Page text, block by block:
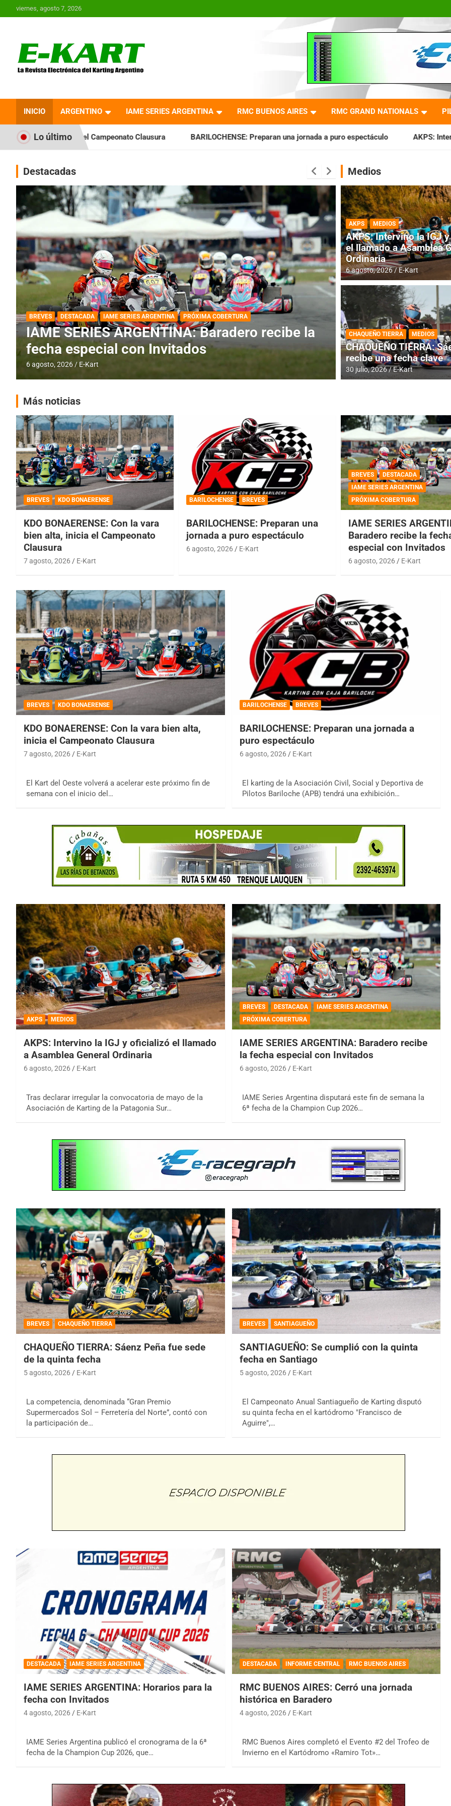
al
viernes, agosto 7, 2026
Revista Electrónica del
Karting en Argentina
INICIO ARGENTINO IAME SERIES ARGENTINA RMC BUENOS AIRES RMC GRAND NATIONALS
Lo último
Campeonato Clausura BARILOCHENSE: Preparan una jornada a puro espectáculo AKPS: Intervino la IGJ y oficializó
Destacadas
DESTACADA IAME SERIES ARGENTINA
IAME SERIES ARGENTINA: Horarios para la
fecha con Invitados
4 agosto, 2026 E-Kart
DESTACADA INFORME CENTRAL
RMC BUENOS
histórica en
4 agosto, 2026 E-Kart
Medios
AKPS MEDIOS
AKPS: Intervino la IGJ
el llamado a Asamblea
Ordinaria
6 agosto, 2026 E-Kart
CHAQUEÑO TIERRA MEDIOS
CHAQUEÑO TIERRA:
recibe una fecha clave
30 julio, 2026 E-Kart
Más noticias
BREVES KDO BONAERENSE
KDO BONAERENSE: Con la vara
bien alta, inicia el Campeonato
Clausura
7 agosto, 2026 E-Kart
BARILOCHENSE BREVES
BARILOCHENSE: Preparan una
jornada a puro espectáculo
6 agosto, 2026 E-Kart
BREVES
DESTACADA
IAME SERIES ARGENTINA
PRÓXIMA COBERTURA
IAME SERIES
Baradero recibe la
especial con Invitados
6 agosto, 2026 E-Kart
BREVES KDO BONAERENSE
KDO BONAERENSE: Con la vara bien alta,
inicia el Campeonato Clausura
7 agosto, 2026 E-Kart
El Kart del Oeste volverá a acelerar este próximo fin de
semana con el inicio del…
BARILOCHENSE BREVES
BARILOCHENSE: Preparan una jornada a
puro espectáculo
6 agosto, 2026 E-Kart
El karting de la Asociación Civil, Social y Deportiva de
Pilotos Bariloche (APB) tendrá una exhibición…
AKPS MEDIOS
AKPS: Intervino la IGJ y oficializó el llamado
a Asamblea General Ordinaria
6 agosto, 2026 E-Kart
Tras declarar irregular la convocatoria de mayo de la
Asociación de Karting de la Patagonia Sur…
BREVES DESTACADA
IAME SERIES ARGENTINA
PRÓXIMA COBERTURA
IAME SERIES ARGENTINA: Baradero recibe
la fecha especial con Invitados
6 agosto, 2026 E-Kart
IAME Series Argentina disputará este fin de semana la
6ª fecha de la Champion Cup 2026…
BREVES CHAQUEÑO TIERRA
CHAQUEÑO TIERRA: Sáenz Peña fue sede
de la quinta fecha
5 agosto, 2026 E-Kart
La competencia, denominada “Gran Premio
Supermercados Sol – Ferretería del Norte”, contó con
la participación de…
BREVES SANTIAGUEÑO
SANTIAGUEÑO: Se cumplió con la quinta
fecha en Santiago
5 agosto, 2026 E-Kart
El Campeonato Anual Santiagueño de Karting disputó
su quinta fecha en el kartódromo "Francisco de
Aguirre",…
DESTACADA IAME SERIES ARGENTINA
IAME SERIES ARGENTINA: Horarios para la
fecha con Invitados
4 agosto, 2026 E-Kart
IAME Series Argentina publicó el cronograma de la 6ª
fecha de la Champion Cup 2026, que…
DESTACADA INFORME CENTRAL RMC BUENOS AIRES
RMC BUENOS AIRES: Cerró una jornada
histórica en Baradero
4 agosto, 2026 E-Kart
RMC Buenos Aires completó el Evento #2 del Trofeo de
Invierno en el Kartódromo «Ramiro Tot»…